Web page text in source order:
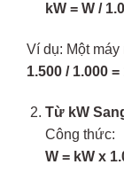
kW = W /
Ví dụ: Một
1.500 / 1.000 =
Từ kW
Công thức:
W = kW x